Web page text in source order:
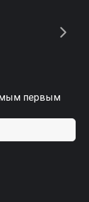
первым